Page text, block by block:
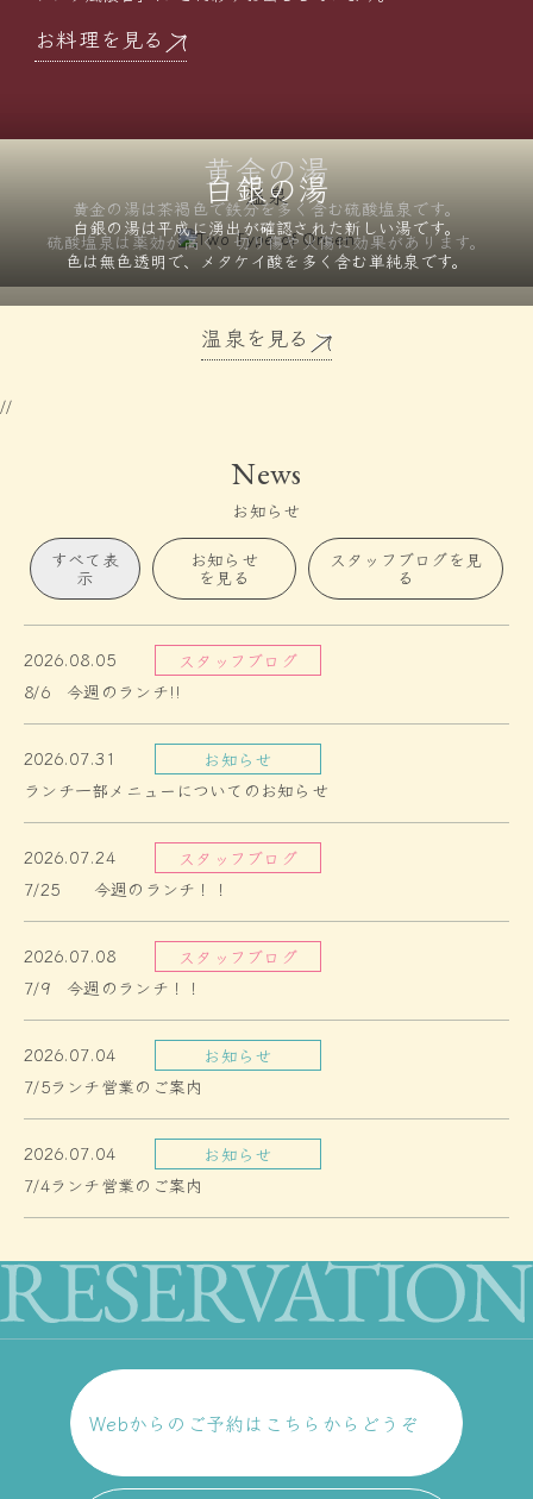
お料理を見る
温泉
黄金の湯
黄金の湯は茶褐色で鉄分を多く含む硫酸塩泉です。
硫酸塩泉は薬効が高く、切り傷や火傷に効果があります。
白銀の湯
白銀の湯は平成に湧出が確認された新しい湯です。
色は無色透明で、メタケイ酸を 多く含む単純泉です。
温泉を見る
//
News
お知らせ
すべて表
示
お知らせ
を見る
スタッフブログを見
る
2026.08.05
スタッフブログ
8/6 今週のランチ!!
2026.07.31
お知らせ
ランチ一部メニューについてのお知らせ
2026.07.24
スタッフブログ
7/25 今週のランチ！！
2026.07.08
スタッフブログ
7/9 今週のランチ！！
2026.07.04
お知らせ
7/5ランチ営業のご案内
2026.07.04
お知らせ
7/4ランチ営業のご案内
Webからのご予約はこちらからどうぞ